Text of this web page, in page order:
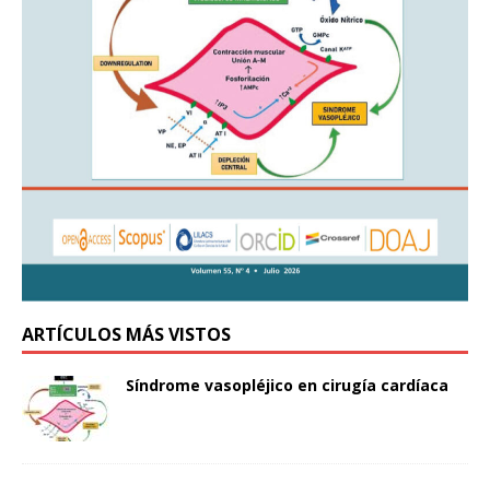
ARTÍCULOS MÁS VISTOS
Síndrome vasopléjico en cirugía cardíaca